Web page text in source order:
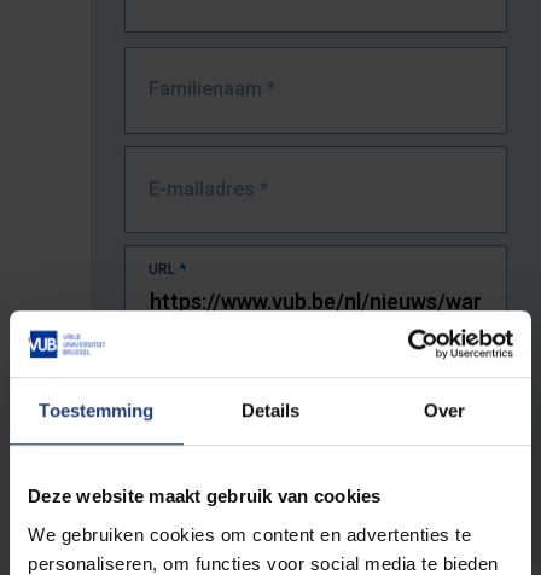
Toestemming Details Over
Deze website maakt gebruik van cookies
We gebruiken cookies om content en advertenties te
personaliseren, om functies voor social media te bieden
Familienaam *
E-mailadres *
URL *
De volledige URL van de pagina waar je de fout zag.